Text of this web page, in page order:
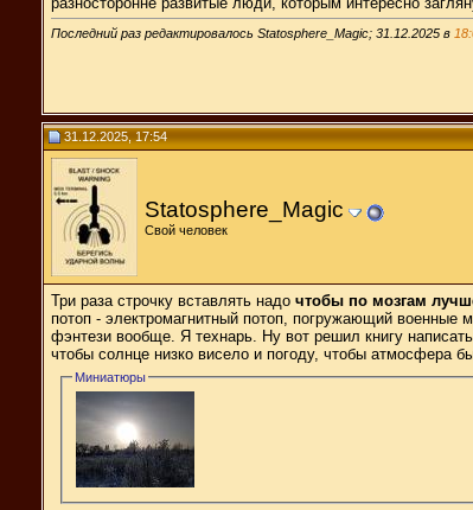
Последний раз редактировалось Statosphere_Magic; 31.12.2025 в
31.12.2025, 17:54
Statosphere_Magic
Свой человек
Три раза строчку вставлять надо чтобы по мозгам
потоп - электромагнитный потоп, погружающий военные
фэнтези вообще. Я технарь. Ну вот решил книгу
чтобы солнце низко висело и погоду, чтобы атмосфера
Миниатюры